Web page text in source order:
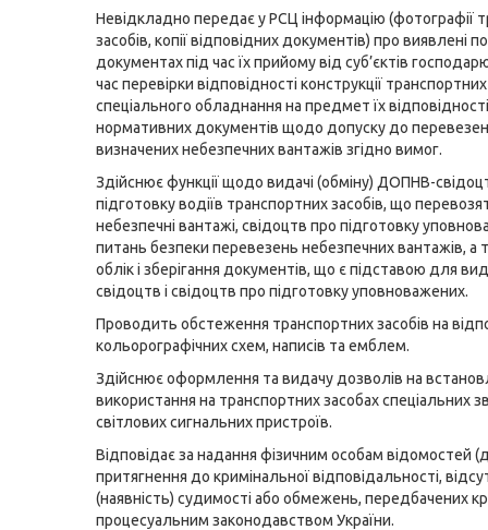
Невідкладно передає у РСЦ інформацію (фотографії
засобів, копії відповідних документів) про виявлені
документах під час їх прийому від суб’єктів
час перевірки відповідності конструкції
спеціального обладнання на предмет їх
нормативних документів щодо допуску до
визначених небезпечних вантажів згідно вимог.
Здійснює функції щодо видачі (обміну) ДОПНВ-
підготовку водіїв транспортних засобів, що
небезпечні вантажі, свідоцтв про підготовку
питань безпеки перевезень небезпечних вантажів, а
облік і зберігання документів, що є підставою для
свідоцтв і свідоцтв про підготовку уповноважених.
Проводить обстеження транспортних засобів на
кольорографічних схем, написів та емблем.
Здійснює оформлення та видачу дозволів на
використання на транспортних засобах спеціальних
світлових сигнальних пристроїв.
Відповідає за надання фізичним особам відомостей
притягнення до кримінальної відповідальності,
(наявність) судимості або обмежень, передбачених
процесуальним законодавством України.